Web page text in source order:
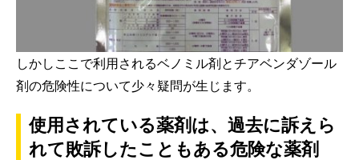
しかしここで利用されるベノミル剤とチアベンダゾール
剤の危険性について少々疑問が生じます。
使用されている薬剤は、過去に訴えら
れて敗訴したこともある危険な薬剤